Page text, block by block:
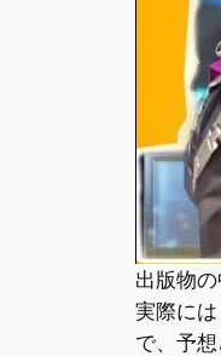
出版物
実際に
で、予